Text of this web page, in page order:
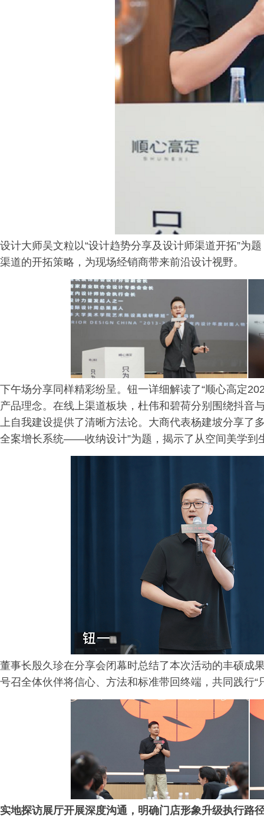
设计大师吴文粒以“设计趋势分享及设计师渠道开拓”为
渠道的开拓策略，为现场经销商带来前沿设计视野。
下午场分享同样精彩纷呈。钮一详细解读了“顺心高定
产品理念。在线上渠道板块，杜伟和碧荷分别围绕抖音
上自我建设提供了清晰方法论。大商代表杨建坡分享了
全案增长系统——收纳设计”为题，揭示了从空间美学到
董事长殷久珍在分享会闭幕时总结了本次活动的丰硕成
号召全体伙伴将信心、方法和标准带回终端，共同践行“
实地探访展厅开展深度沟通，明确门店形象升级执行路